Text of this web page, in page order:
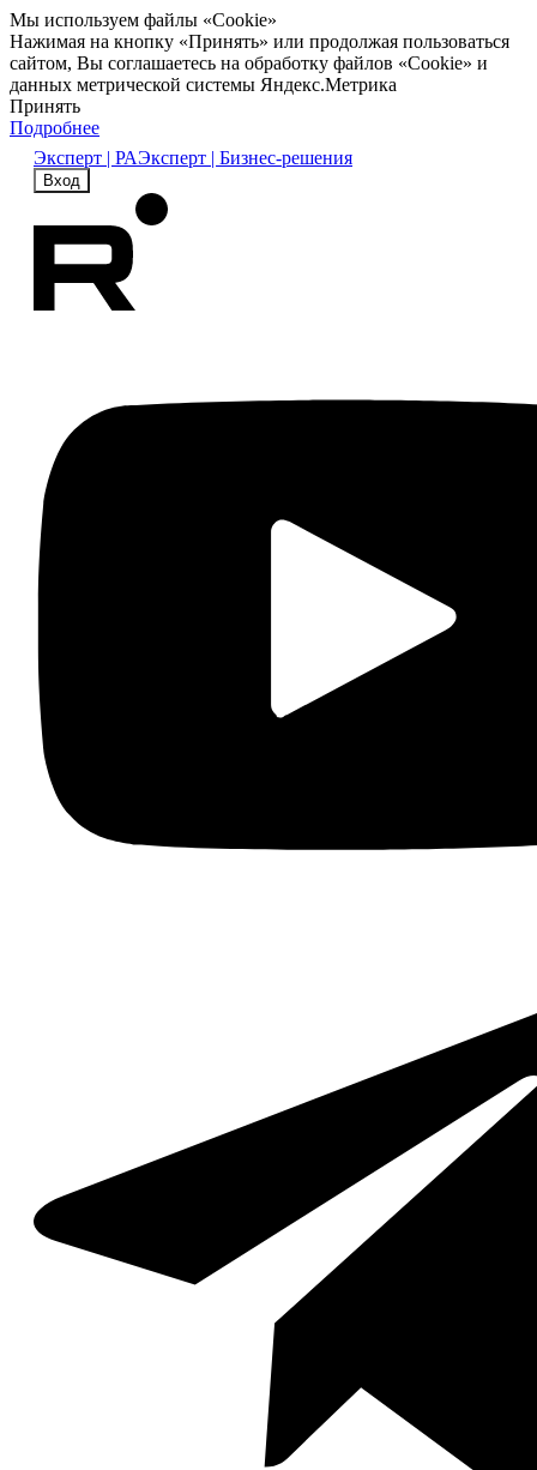
Мы используем файлы «Cookie»
Нажимая на кнопку «Принять» или продолжая пользоваться
сайтом, Вы соглашаетесь на обработку файлов «Cookie» и
данных метрической системы Яндекс.Метрика
Принять
Подробнее
Эксперт | РАЭксперт | Бизнес-решения
Вход